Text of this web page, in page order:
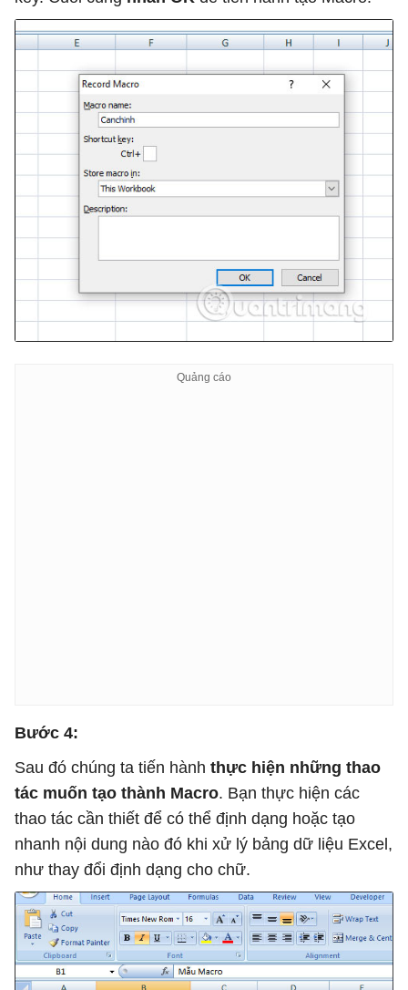
Bước 4:
Sau đó chúng ta tiến hành thực hiện những thao
tác muốn tạo thành Macro. Bạn thực hiện các
thao tác cần thiết để có thể định dạng hoặc tạo
nhanh nội dung nào đó khi xử lý bảng dữ liệu Excel,
như thay đổi định dạng cho chữ.